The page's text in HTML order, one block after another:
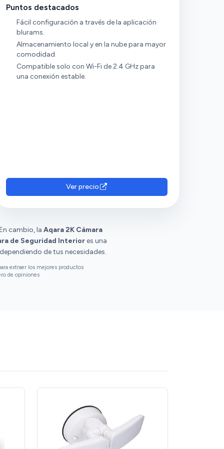
Puntos destacados
Fácil configuración a través de la aplicación
blurams.
Almacenamiento local y en la nube para mayor
comodidad.
Compatible solo con Wi-Fi de 2.4 GHz para
una conexión estable.
Ver precio
cambio, la Aqara 2K Cámara
de Seguridad Interior es una
de tus necesidades.
extraer los mejores productos
de opiniones